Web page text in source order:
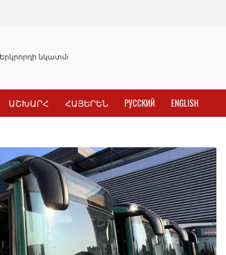
նկատմամբ սահմանափակման վերացման որոշումը
ԱՇԽԱՐՀ ՀԱՅԵՐԵՆ РУССКИЙ ENGLISH